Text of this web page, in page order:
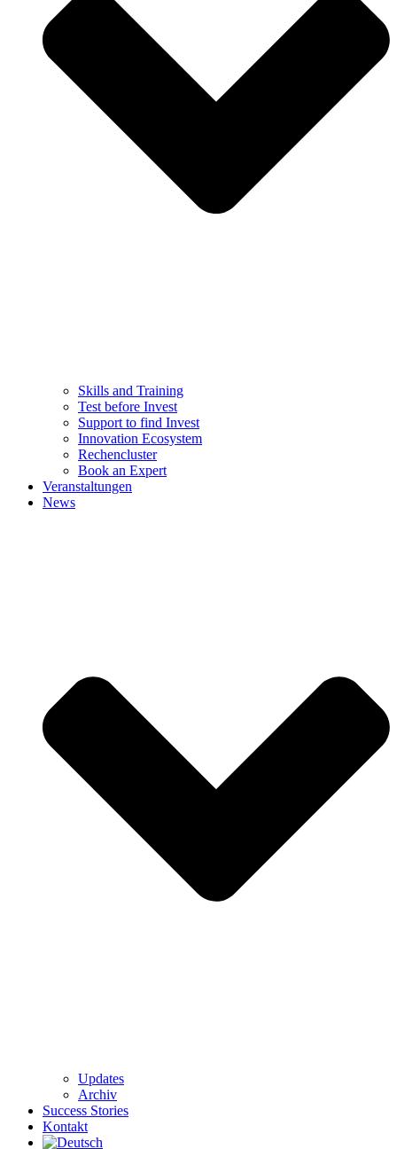
Skills and Training
Test before Invest
Support to find Invest
Innovation Ecosystem
Rechencluster​
Book an Expert
Veranstaltungen
News
Updates
Archiv
Success Stories
Kontakt